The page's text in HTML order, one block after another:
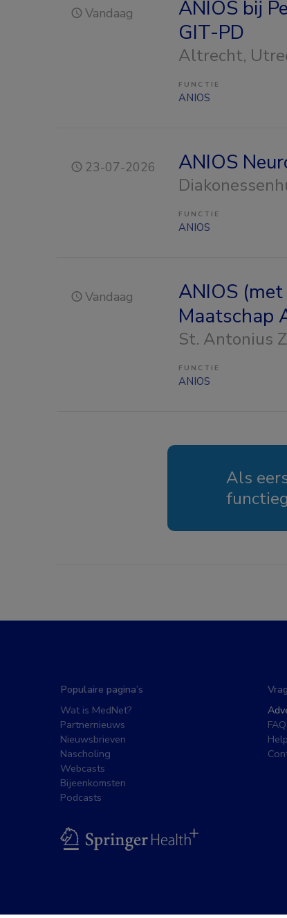
Vandaag
ANIOS bij
GIT-PD
Altrecht,
FUNCTIE
ANIOS
23-07-2026 ANIOS
FUNCTIE
ANIOS
Vandaag
ANIOS
Maatschap
St. Antonius
FUNCTIE
ANIOS
Als
Populaire pagina’s
Wat is MedNet?
Partnernieuws
Nieuwsbrieven
Nascholing
Webcasts
Bijeenkomsten
Podcasts
BSL